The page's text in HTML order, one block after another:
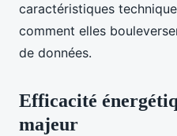
caractéristiques
comment elles
de données.
Efficacité
majeur